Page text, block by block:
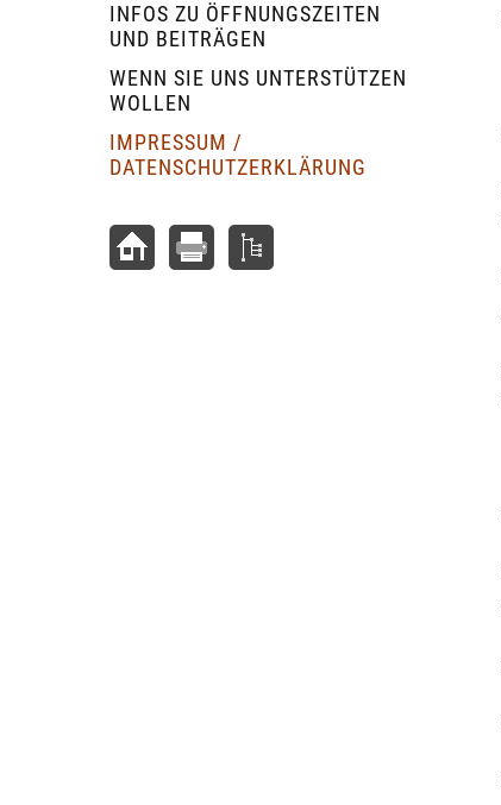
INFOS ZU ÖFFNUNGSZEITEN
UND BEITRÄGEN
WENN SIE UNS UNTERSTÜTZEN
WOLLEN
IMPRESSUM /
DATENSCHUTZERKLÄRUNG